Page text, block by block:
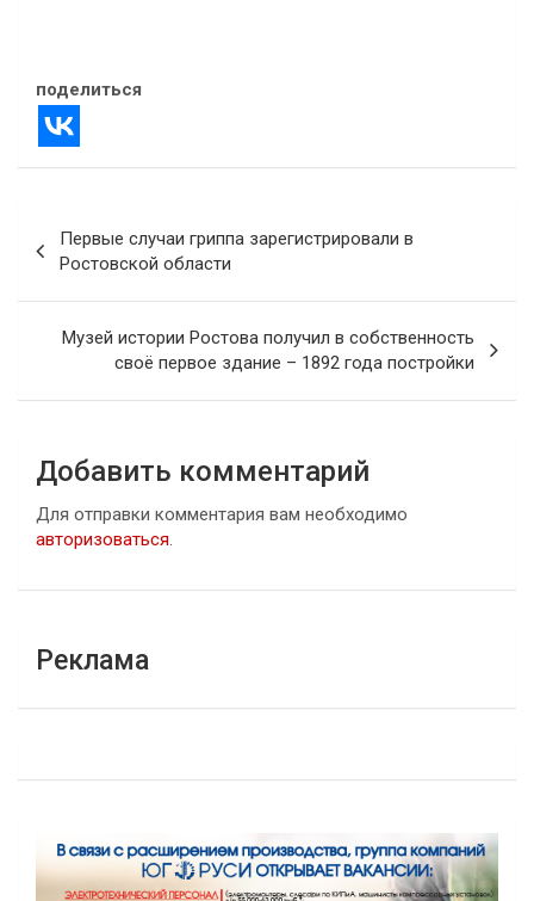
поделиться
по
записям
Первые случаи гриппа зарегистрировали в
Ростовской области
Музей истории Ростова получил в собственность
своё первое здание – 1892 года постройки
Добавить комментарий
Для отправки комментария вам необходимо
авторизоваться.
Реклама